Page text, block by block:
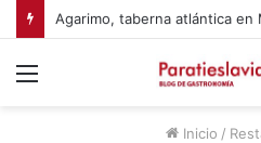
Agarimo, taberna atlántica en
Inicio /